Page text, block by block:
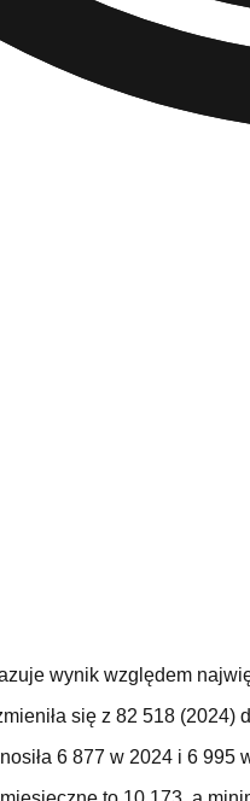
wynik względem
się z 82 518
6 877 w 2024 i 6